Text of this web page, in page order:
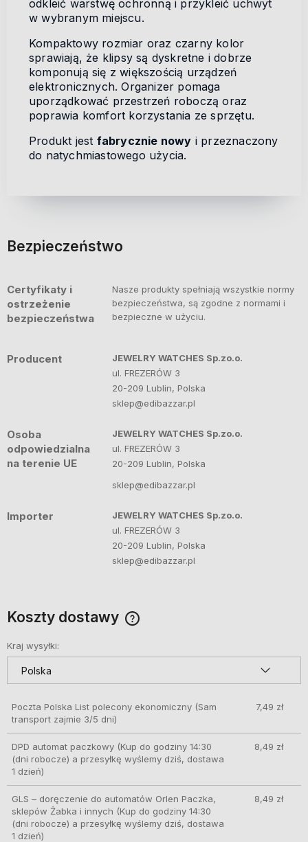
odkleić warstwę ochronną i przykleić uchwyt
w wybranym miejscu.
Kompaktowy rozmiar oraz czarny kolor
sprawiają, że klipsy są dyskretne i dobrze
komponują się z większością urządzeń
elektronicznych. Organizer pomaga
uporządkować przestrzeń roboczą oraz
poprawia komfort korzystania ze sprzętu.
Produkt jest fabrycznie nowy i przeznaczony
do natychmiastowego użycia.
Bezpieczeństwo
Certyfikaty i
ostrzeżenie
bezpieczeństwa
Nasze produkty spełniają wszystkie normy
bezpieczeństwa, są zgodne z normami i
bezpieczne w użyciu.
Producent
JEWELRY WATCHES Sp.zo.o.
ul. FREZERÓW 3
20-209 Lublin, Polska
sklep@edibazzar.pl
Osoba
odpowiedzialna
na terenie UE
JEWELRY WATCHES Sp.zo.o.
ul. FREZERÓW 3
20-209 Lublin, Polska
sklep@edibazzar.pl
Importer
JEWELRY WATCHES Sp.zo.o.
ul. FREZERÓW 3
20-209 Lublin, Polska
sklep@edibazzar.pl
Koszty dostawy
Kraj wysyłki:
Poczta Polska List polecony ekonomiczny (Sam
transport zajmie 3/5 dni)
7,49 zł
DPD automat paczkowy(Kup do godziny 14:30
(dni robocze) a przesyłkę wyślemy dziś, dostawa
1 dzień)
8,49 zł
GLS – doręczenie do automatów Orlen Paczka,
sklepów Żabka i innych (Kup do godziny 14:30
(dni robocze) a przesyłkę wyślemy dziś, dostawa
1 dzień)
8,49 zł